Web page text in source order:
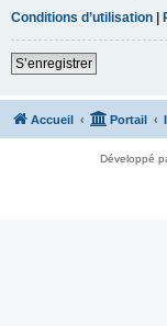
Conditions d’utilisation |
S’enregistrer
Accueil Portail
Développé